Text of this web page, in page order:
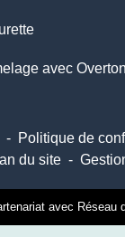
avec
- Politique de
du site -
avec Réseau